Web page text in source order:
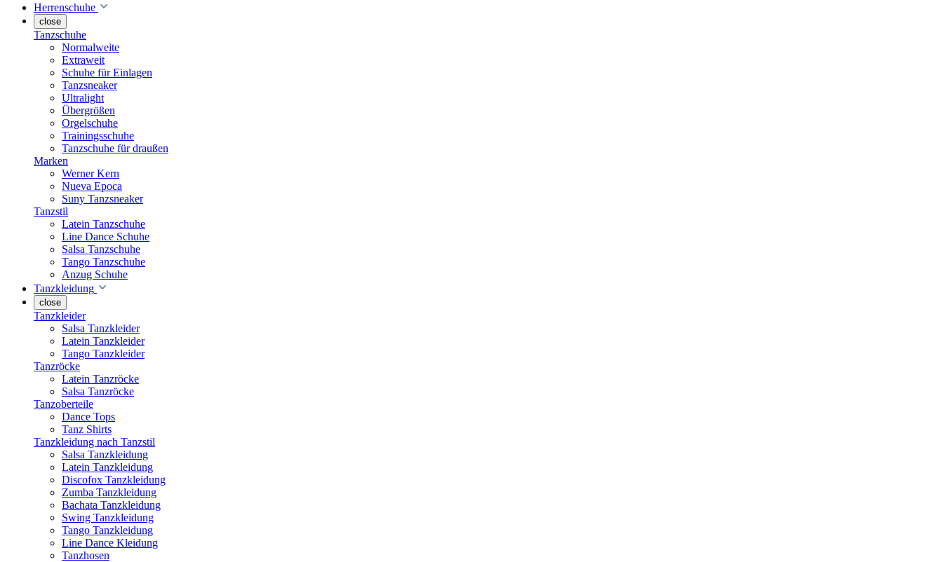
Herrenschuhe
close
Tanzschuhe
Normalweite
Extraweit
Schuhe für Einlagen
Tanzsneaker
Ultralight
Übergrößen
Orgelschuhe
Trainingsschuhe
Tanzschuhe für draußen
Marken
Werner Kern
Nueva Epoca
Suny Tanzsneaker
Tanzstil
Latein Tanzschuhe
Line Dance Schuhe
Salsa Tanzschuhe
Tango Tanzschuhe
Anzug Schuhe
Tanzkleidung
close
Tanzkleider
Salsa Tanzkleider
Latein Tanzkleider
Tango Tanzkleider
Tanzröcke
Latein Tanzröcke
Salsa Tanzröcke
Tanzoberteile
Dance Tops
Tanz Shirts
Tanzkleidung nach Tanzstil
Salsa Tanzkleidung
Latein Tanzkleidung
Discofox Tanzkleidung
Zumba Tanzkleidung
Bachata Tanzkleidung
Swing Tanzkleidung
Tango Tanzkleidung
Line Dance Kleidung
Tanzhosen